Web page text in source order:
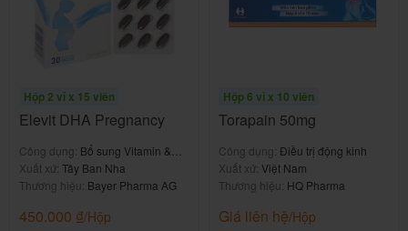
Cần làm gì khi một lần quên không
uống thuốc, quá liều và cách xử trí?
-Uống ngay khi nhớ ra, nếu gần liều tiếp theo bỏ qua
liều đã quên, không uống gấp đôi liều.
Quá liều:
-Chưa có báo cáo nào.
Hộp 2 vỉ x 15 viên
Elevit DHA Pregnancy
Công dụng: Bổ sung Vitamin &
khoáng chất
Xuất xứ: Tây Ban Nha
Thương hiệu: Bayer Pharma AG
450.000 ₫/Hộp
Hộp 6 vỉ x 10 viên
Torapain 50mg
Công dụng: Điều trị động kinh
Xuất xứ: Việt Nam
Thương hiệu: HQ Pharma
Giá liên hệ/Hộp